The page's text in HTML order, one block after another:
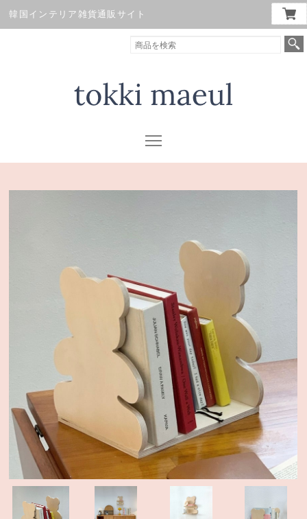
韓国インテリア雑貨通販サイト